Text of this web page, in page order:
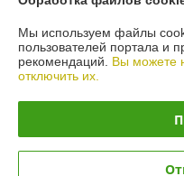
Полная версия сайта
Политика обработки
Сайт создан на
Мы используем файлы
пользователей портала и
рекомендаций. Вы можете
отключить их.